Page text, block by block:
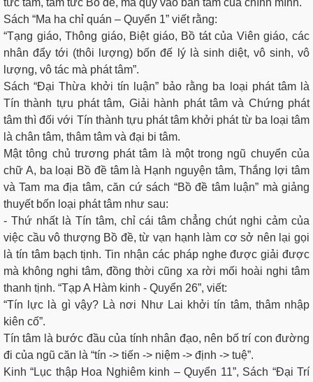
tức tâm, tâm tức Bồ đề, mà quy vào bản tâm của chính mình.
Sách “Ma ha chỉ quán – Quyển 1” viết rằng:
“Tạng giáo, Thông giáo, Biệt giáo, Bồ tát của Viên giáo, các
nhân đẩy tới (thôi lượng) bốn đế lý là sinh diệt, vô sinh, vô
lượng, vô tác mà phát tâm”.
Sách “Đại Thừa khởi tín luận” bảo rằng ba loại phát tâm là
Tín thành tựu phát tâm, Giải hành phát tâm và Chứng phát
tâm thì đối với Tín thành tựu phát tâm khởi phát từ ba loại tâm
là chân tâm, thâm tâm và đại bi tâm.
Mật tông chủ trương phát tâm là một trong ngũ chuyển của
chữ A, ba loại Bồ đề tâm là Hạnh nguyện tâm, Thắng lợi tâm
và Tam ma địa tâm, căn cứ sách “Bồ đề tâm luận” mà giảng
thuyết bốn loại phát tâm như sau:
- Thứ nhất là Tín tâm, chỉ cái tâm chẳng chút nghi cảm của
việc cầu vô thượng Bồ đề, từ vạn hạnh làm cơ sở nên lại gọi
là tín tâm bạch tịnh. Tin nhận các pháp nghe được giải được
mà không nghi tâm, đồng thời cũng xa rời mối hoài nghi tâm
thanh tịnh. “Tạp A Hàm kinh - Quyển 26”, viết:
“Tín lực là gì vậy? Là nơi Như Lai khởi tín tâm, thâm nhập
kiên cố”.
Tín tâm là bước đầu của tính nhân đạo, nên bố trí con đường
đi của ngũ căn là “tín -> tiến -> niệm -> định -> tuệ”.
Kinh “Lục thập Hoa Nghiêm kinh – Quyển 11”, Sách “Đại Trí